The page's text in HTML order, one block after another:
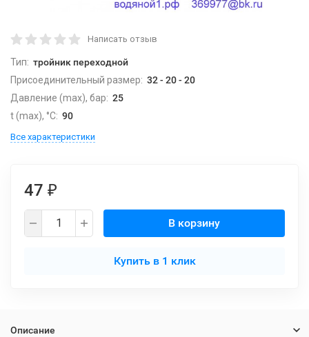
Написать отзыв
Тип: тройник переходной
Присоединительный размер: 32 - 20 - 20
Давление (max), бар: 25
t (max), °С: 90
Все характеристики
47 ₽
В корзину
Купить в 1 клик
Описание